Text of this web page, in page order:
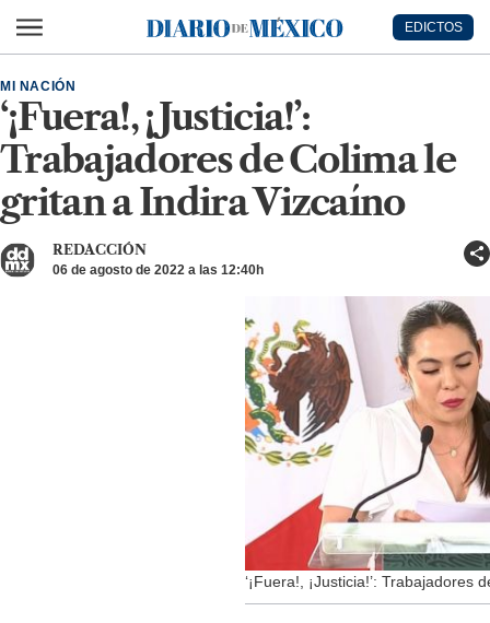
Diario de México
EDICTOS
‘¡Fuera!, ¡Justicia!’:
Trabajadores de Colima le
gritan a Indira Vizcaíno
MI NACIÓN
REDACCIÓN
06 de agosto de 2022 a las 12:40h
‘¡Fuera!, ¡Justicia!’: